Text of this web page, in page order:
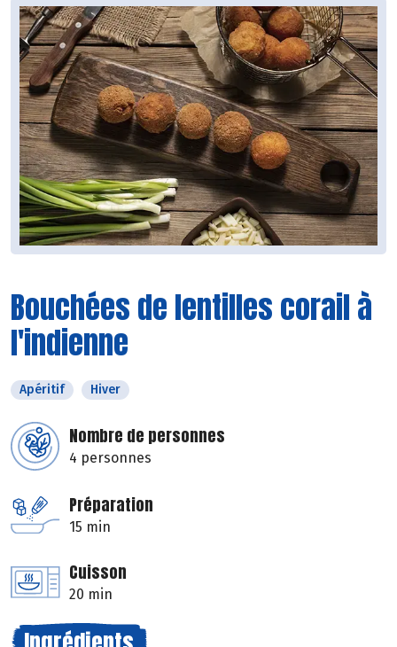
Bouchées de lentilles corail à
l'indienne
Apéritif Hiver
Nombre de personnes
4 personnes
Préparation
15 min
Cuisson
20 min